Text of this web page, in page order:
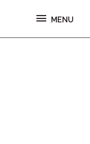
MENU
MENU